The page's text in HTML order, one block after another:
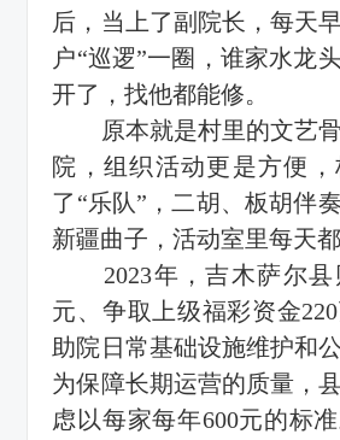
后，当上了副院长，每天
户“巡逻”一圈，谁家水龙
开了，找他都能修。
原本就是村里的文艺骨
院，组织活动更是方便
了“乐队”，二胡、板胡伴
新疆曲子，活动室里每天都
2023年，吉木萨尔县
元、争取上级福彩资金
助院日常基础设施维护和
为保障长期运营的质量，
虑以每家每年600元的标